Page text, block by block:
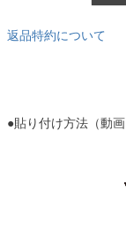
返品特約について
●貼り付け方法（動画